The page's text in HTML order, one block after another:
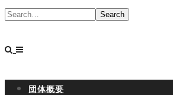
Search
団体概要